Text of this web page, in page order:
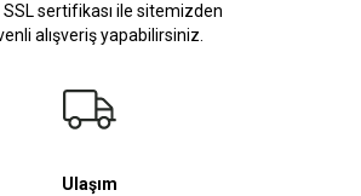
SSL sertifikası ile sitemizden
alışveriş yapabilirsiniz.
Ulaşım